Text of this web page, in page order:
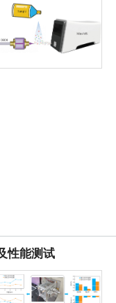
性能测试